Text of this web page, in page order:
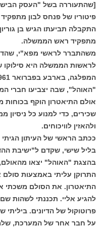
[שהתעוררה בשל "העסק הביש"
פיטוריו של פנחס לבון
מתפקיד ראש הממשלה.
משהתברר לראשי מפא"י,
לראשות הממשלה היא סילוקו
"האוהל", שבה יצביעו חברי
אולם התיאטרון הוקף
שכירים, כדי למנוע כל ניסיון
ולהאזין לוויכוחים.
ככתב הראשי של העיתון
בליל שישי, שקדם ל"ישיבת
בהצגת "האוהל" יצאו
התרוקן עליתי באמצעות
התיאטרון. את הסולם משכתי
להגיע אליי. תכננתי לשהות
פרוטוקול של הדיונים.
על חבר אחר של המערכת,